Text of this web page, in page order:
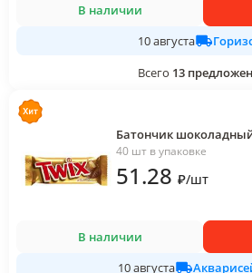
В наличии
10 августа
Всего 13
Батончик
40 шт в упаковке
51.28 ₽/шт
В наличии
10 августа